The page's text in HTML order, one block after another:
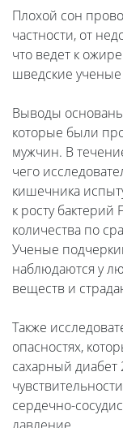
Плохой сон
частности, от
что ведет к
шведские
Выводы основаны
которые были
мужчин. В
чего
кишечника
к росту
количества по
Ученые
наблюдаются у
веществ и
Также
опасностях,
сахарный диабет
сердечно-